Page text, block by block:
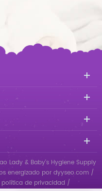
Lady & Baby's Hygiene Supply
energizado por dyyseo.com /
política de privacidad /